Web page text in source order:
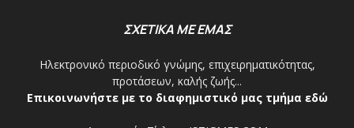
ΣΧΕΤΙΚΑ ΜΕ ΕΜΑΣ
Ηλεκτρονικό περιοδικό γνώμης, επιχειρηματικότητας,
προτάσεων, καλής ζωής...
Επικοινωνήστε με το διαφημιστικό μας τμήμα εδώ